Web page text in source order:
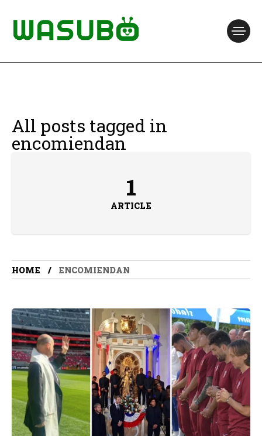
All posts tagged in
encomiendan
1
ARTICLE
HOME ENCOMIENDAN